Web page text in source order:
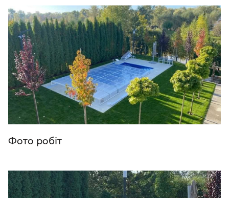
Фото робіт